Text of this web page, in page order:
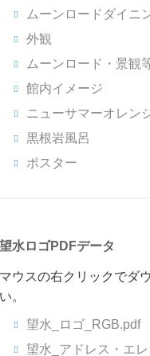
ムーンロードダイニ
外観
ムーンロード・景観
館内イメージ
ニューサマーオレン
黒根岩風呂
ポスター
望水ロゴPDFデータ
マウスの右クリックでダ
い。
望水_ロゴ_RGB.pdf
望水_アドレス・エ